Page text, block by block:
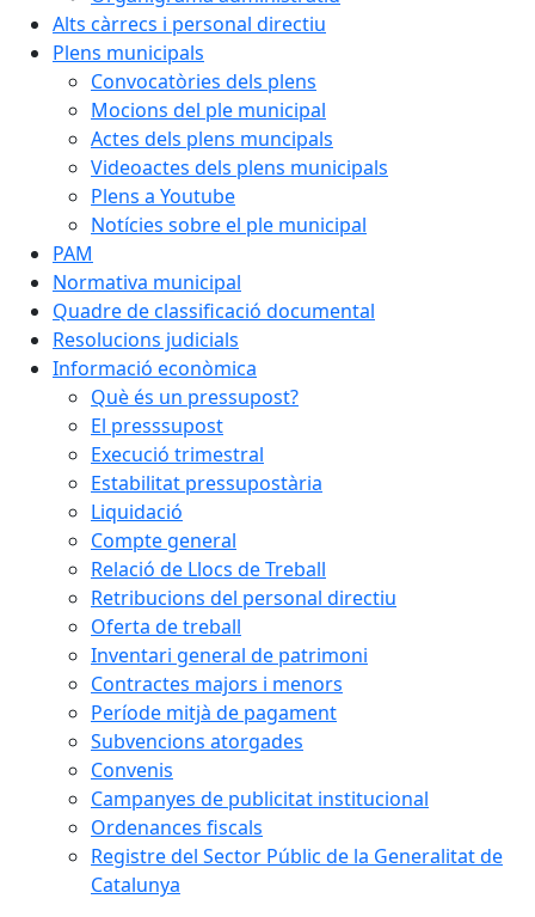
Alts càrrecs i personal directiu
Plens municipals
Convocatòries dels plens
Mocions del ple municipal
Actes dels plens muncipals
Videoactes dels plens municipals
Plens a Youtube
Notícies sobre el ple municipal
PAM
Normativa municipal
Quadre de classificació documental
Resolucions judicials
Informació econòmica
Què és un pressupost?
El presssupost
Execució trimestral
Estabilitat pressupostària
Liquidació
Compte general
Relació de Llocs de Treball
Retribucions del personal directiu
Oferta de treball
Inventari general de patrimoni
Contractes majors i menors
Període mitjà de pagament
Subvencions atorgades
Convenis
Campanyes de publicitat institucional
Ordenances fiscals
Registre del Sector Públic de la Generalitat de
Catalunya